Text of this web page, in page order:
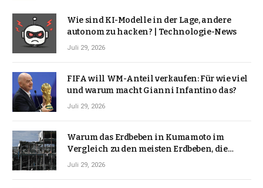
Wie sind KI-Modelle in der Lage, andere
autonom zu hacken? | Technologie-News
Juli 29, 2026
FIFA will WM-Anteil verkaufen: Für wie viel
und warum macht Gianni Infantino das?
Juli 29, 2026
Warum das Erdbeben in Kumamoto im
Vergleich zu den meisten Erdbeben, die
Japan erschütterten, ungewöhnlich ist
Juli 29, 2026